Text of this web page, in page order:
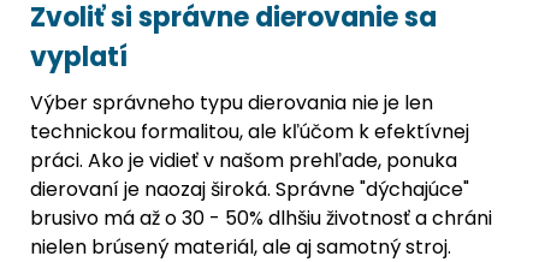
Zvoliť si správne dierovanie sa
vyplatí
Výber správneho typu dierovania nie je len
technickou formalitou, ale kľúčom k efektívnej
práci. Ako je vidieť v našom prehľade, ponuka
dierovaní je naozaj široká. Správne "dýchajúce"
brusivo má až o 30 - 50% dlhšiu životnosť a chráni
nielen brúsený materiál, ale aj samotný stroj.